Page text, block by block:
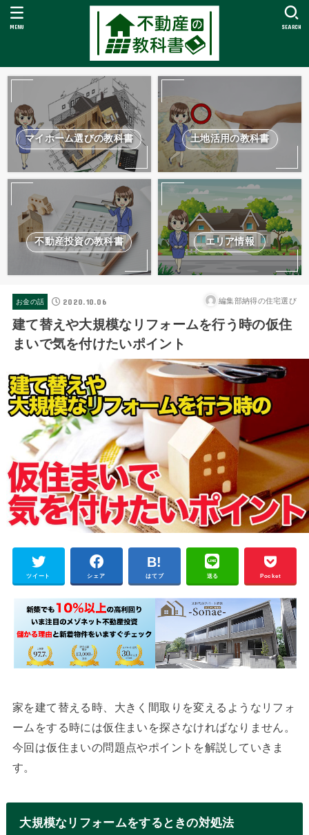
SEARCH
MENU
マイホーム選びの教科書 土地活用の教科書
不動産投資の教科書 エリア情報
お金の話 2020.10.06 編集部納得の住宅選び
建て替えや大規模なリフォームを行う時の仮住
まいで気を付けたいポイント
ツイート シェア はてブ 送る Pocket
家を建て替える時、大きく間取りを変えるようなリフォ
ームをする時には仮住まいを探さなければなりません。
今回は仮住まいの問題点やポイントを解説していきま
す。
大規模なリフォームをするときの対処法